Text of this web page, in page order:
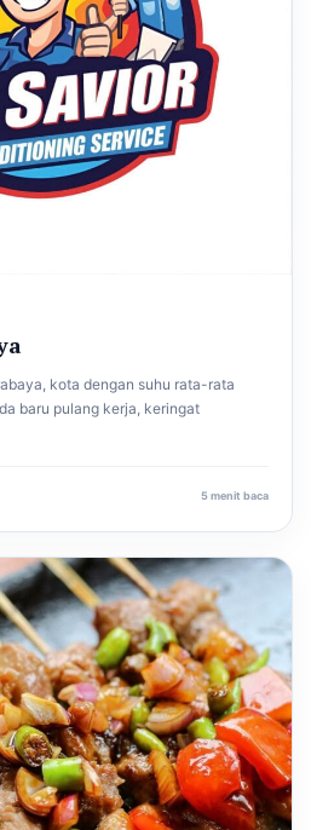
kota dengan suhu rata-rata
baru pulang kerja, keringat
5 menit baca